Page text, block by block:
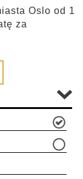
Oslo od 1
za